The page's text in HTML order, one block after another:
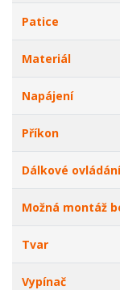
Patice
Materiál
Napájení
Příkon
Dálkové ovládání
Možná montáž
Tvar
Vypínač